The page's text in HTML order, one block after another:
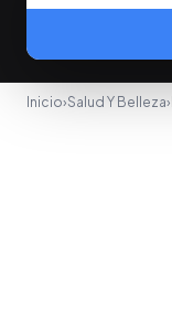
Inicio›Salud Y Belleza›